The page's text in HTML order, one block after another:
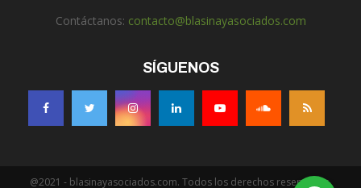
Contáctanos: contacto@blasinayasociados.com
SÍGUENOS
@2021 - blasinayasociados.com. Todos los derechos reservados.